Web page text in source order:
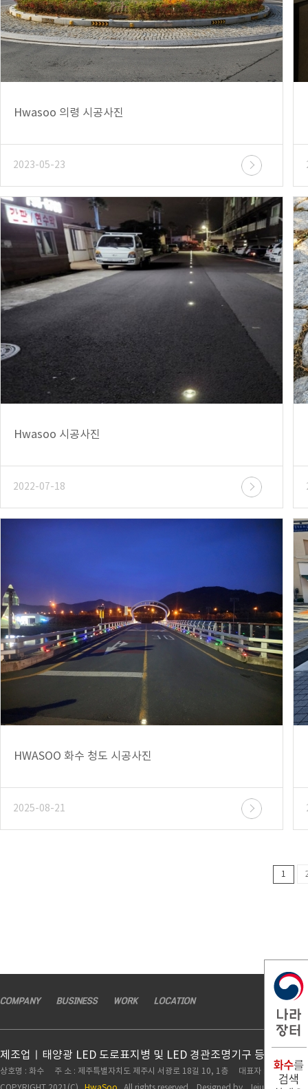
Hwasoo 의령 시공사진
2023-05-23
Hwasoo 시공사진
2022-07-18
HWASOO 화수 청도 시공사진
2025-08-21
1
COMPANY BUSINESS WORK LOCATION
제조업ㅣ태양광 LED 도로표지병 및 LED 경관조명기구 등 도로시
상호명 : 화수 주 소 : 제주특별자치도 제주시 서광로 18길 10, 1층 대표자 : 고권하